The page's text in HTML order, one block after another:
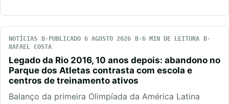
NOTÍCIAS PUBLICADO 6 AGOSTO 2026
6 MIN DE LEITURA
RAFAEL COSTA
Legado da Rio 2016, 10 anos depois: abandono no
Parque dos Atletas contrasta com escola e
centros de treinamento ativos
Balanço da primeira Olimpíada da América Latina